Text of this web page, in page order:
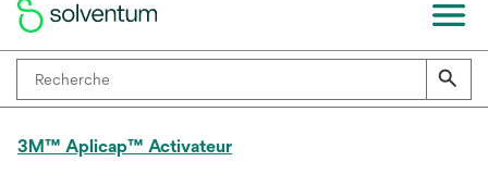
3M™ Aplicap™ Activateur